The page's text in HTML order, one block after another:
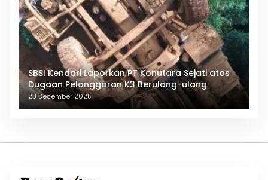
SBSI Kendari Laporkan PT Konutara Sejati atas
Dugaan Pelanggaran K3 Berulang-ulang
23 Desember 2025